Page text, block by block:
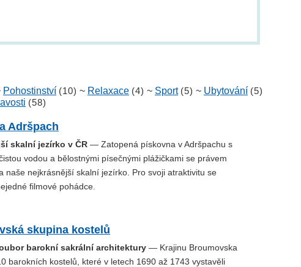
Pohostinství (10) ~ Relaxace (4) ~ Sport (5) ~ Ubytování (5)
(58)
Adršpach
skalní jezírko v ČR — Zatopená pískovna v Adršpachu s
vodou a bělostnými písečnými plážičkami se právem
naše nejkrásnější skalní jezírko. Pro svoji atraktivitu se
filmové pohádce.
skupina kostelů
barokní sakrální architektury — Krajinu Broumovska
barokních kostelů, které v letech 1690 až 1743 vystavěli